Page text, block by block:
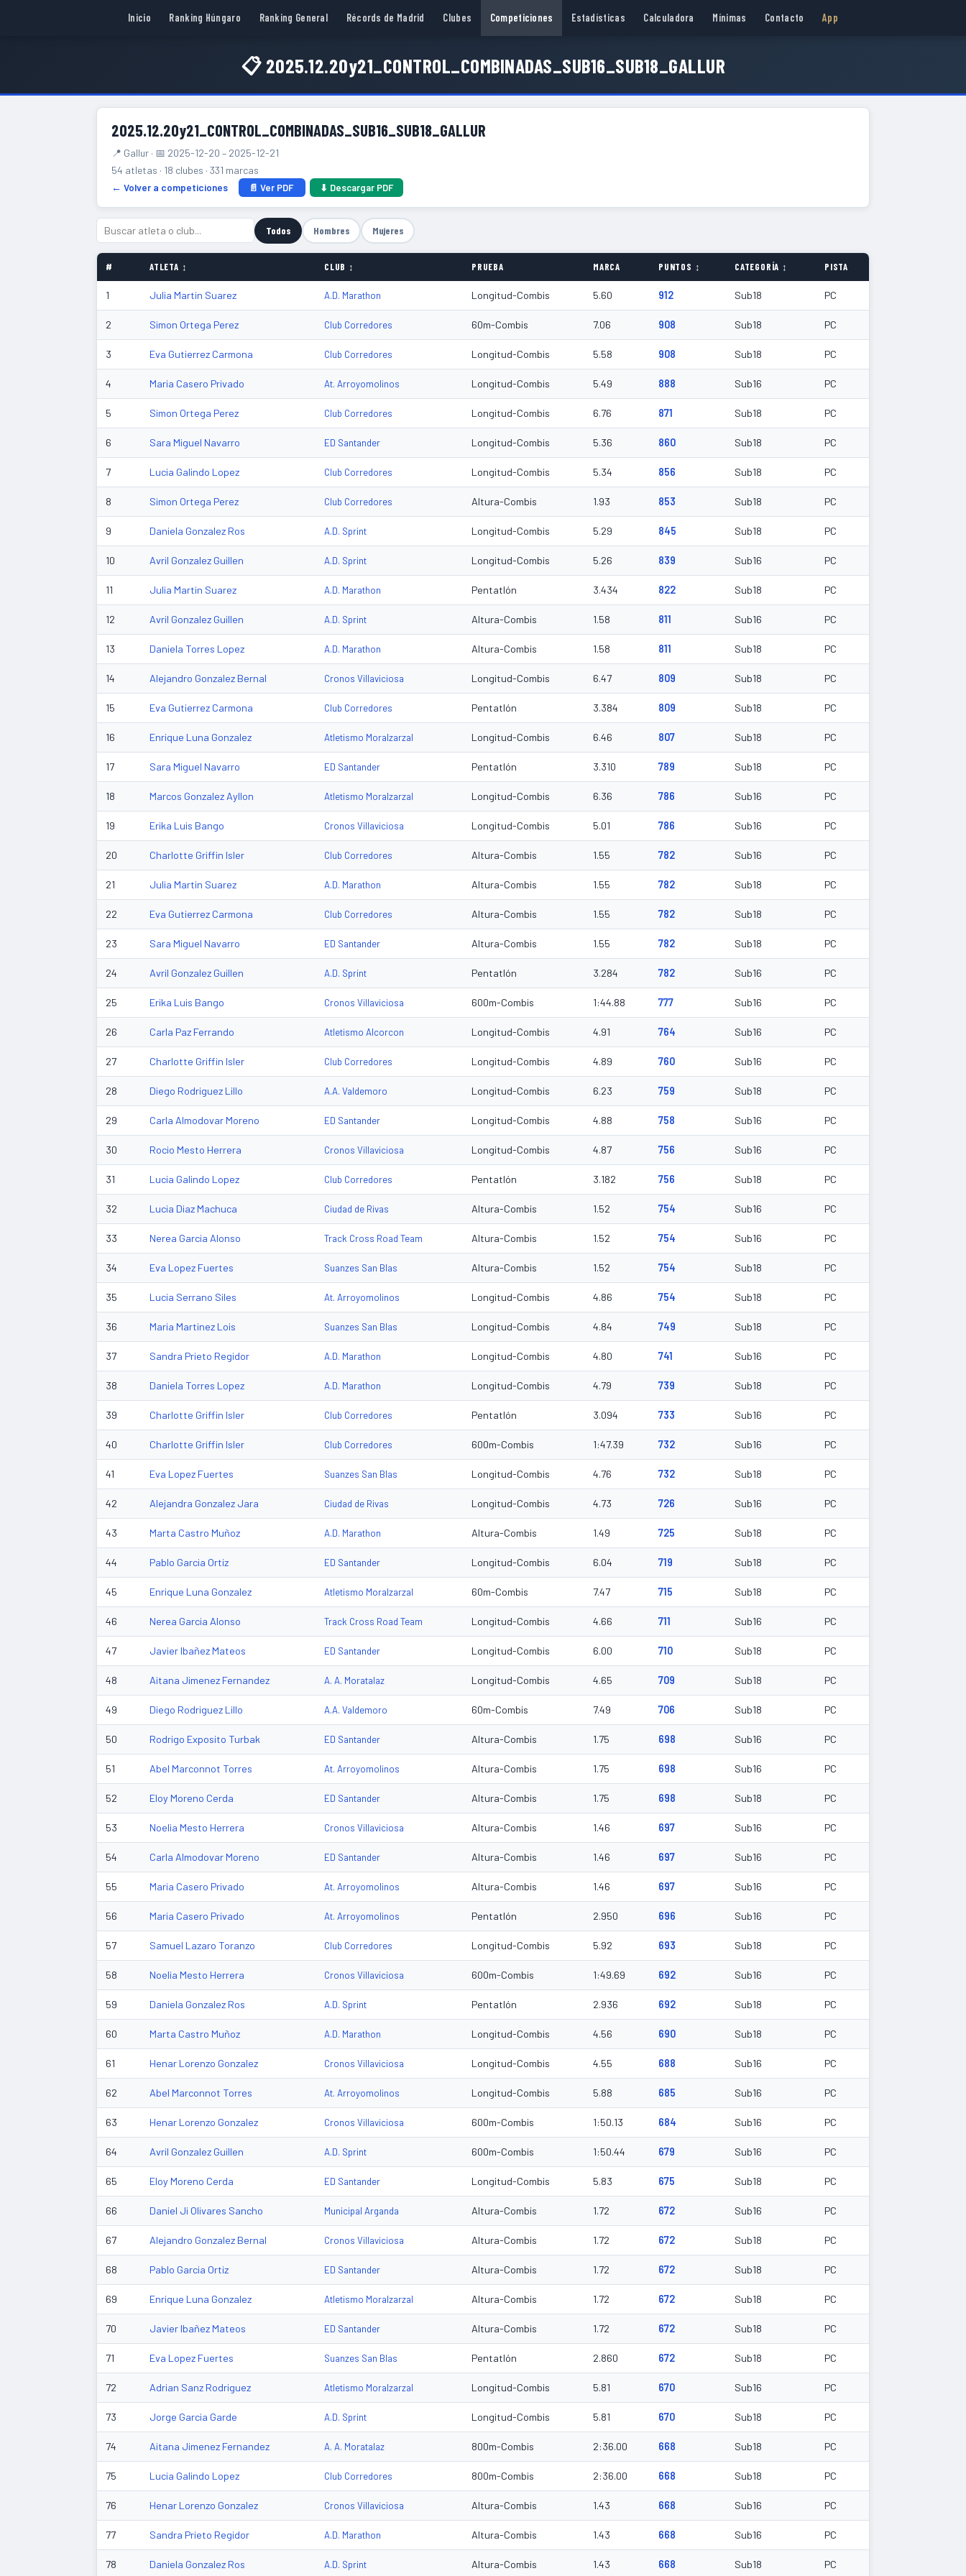
Inicio Ranking Húngaro Ranking General Récords de Madrid Clubes Competiciones Estadísticas Calculadora Mínimas Contacto App
📋 2025.12.20y21_CONTROL_COMBINADAS_SUB16_SUB18_GALLUR
2025.12.20y21_CONTROL_COMBINADAS_SUB16_SUB18_GALLUR
📍 Gallur · 📅 2025-12-20 – 2025-12-21
54 atletas · 18 clubes · 331 marcas
← Volver a competiciones
📄 Ver PDF ⬇ Descargar PDF
Todos Hombres Mujeres
# ATLETA ↕ CLUB ↕ PRUEBA MARCA PUNTOS ↕ CATEGORÍA ↕ PISTA
1 Julia Martin Suarez A.D. Marathon Longitud-Combis 5.60 912 Sub18 PC
2 Simon Ortega Perez Club Corredores 60m-Combis 7.06 908 Sub18 PC
3 Eva Gutierrez Carmona Club Corredores Longitud-Combis 5.58 908 Sub18 PC
4 Maria Casero Privado At. Arroyomolinos Longitud-Combis 5.49 888 Sub16 PC
5 Simon Ortega Perez Club Corredores Longitud-Combis 6.76 871 Sub18 PC
6 Sara Miguel Navarro ED Santander Longitud-Combis 5.36 860 Sub18 PC
7 Lucia Galindo Lopez Club Corredores Longitud-Combis 5.34 856 Sub18 PC
8 Simon Ortega Perez Club Corredores Altura-Combis 1.93 853 Sub18 PC
9 Daniela Gonzalez Ros A.D. Sprint Longitud-Combis 5.29 845 Sub18 PC
10 Avril Gonzalez Guillen A.D. Sprint Longitud-Combis 5.26 839 Sub16 PC
11 Julia Martin Suarez A.D. Marathon Pentatlón 3.434 822 Sub18 PC
12 Avril Gonzalez Guillen A.D. Sprint Altura-Combis 1.58 811 Sub16 PC
13 Daniela Torres Lopez A.D. Marathon Altura-Combis 1.58 811 Sub18 PC
14 Alejandro Gonzalez Bernal Cronos Villaviciosa Longitud-Combis 6.47 809 Sub18 PC
15 Eva Gutierrez Carmona Club Corredores Pentatlón 3.384 809 Sub18 PC
16 Enrique Luna Gonzalez Atletismo Moralzarzal Longitud-Combis 6.46 807 Sub18 PC
17 Sara Miguel Navarro ED Santander Pentatlón 3.310 789 Sub18 PC
18 Marcos Gonzalez Ayllon Atletismo Moralzarzal Longitud-Combis 6.36 786 Sub16 PC
19 Erika Luis Bango Cronos Villaviciosa Longitud-Combis 5.01 786 Sub16 PC
20 Charlotte Griffin Isler Club Corredores Altura-Combis 1.55 782 Sub16 PC
21 Julia Martin Suarez A.D. Marathon Altura-Combis 1.55 782 Sub18 PC
22 Eva Gutierrez Carmona Club Corredores Altura-Combis 1.55 782 Sub18 PC
23 Sara Miguel Navarro ED Santander Altura-Combis 1.55 782 Sub18 PC
24 Avril Gonzalez Guillen A.D. Sprint Pentatlón 3.284 782 Sub16 PC
25 Erika Luis Bango Cronos Villaviciosa 600m-Combis 1:44.88 777 Sub16 PC
26 Carla Paz Ferrando Atletismo Alcorcon Longitud-Combis 4.91 764 Sub16 PC
27 Charlotte Griffin Isler Club Corredores Longitud-Combis 4.89 760 Sub16 PC
28 Diego Rodriguez Lillo A.A. Valdemoro Longitud-Combis 6.23 759 Sub18 PC
29 Carla Almodovar Moreno ED Santander Longitud-Combis 4.88 758 Sub16 PC
30 Rocio Mesto Herrera Cronos Villaviciosa Longitud-Combis 4.87 756 Sub16 PC
31 Lucia Galindo Lopez Club Corredores Pentatlón 3.182 756 Sub18 PC
32 Lucia Diaz Machuca Ciudad de Rivas Altura-Combis 1.52 754 Sub16 PC
33 Nerea Garcia Alonso Track Cross Road Team Altura-Combis 1.52 754 Sub16 PC
34 Eva Lopez Fuertes Suanzes San Blas Altura-Combis 1.52 754 Sub18 PC
35 Lucia Serrano Siles At. Arroyomolinos Longitud-Combis 4.86 754 Sub18 PC
36 Maria Martinez Lois Suanzes San Blas Longitud-Combis 4.84 749 Sub18 PC
37 Sandra Prieto Regidor A.D. Marathon Longitud-Combis 4.80 741 Sub16 PC
38 Daniela Torres Lopez A.D. Marathon Longitud-Combis 4.79 739 Sub18 PC
39 Charlotte Griffin Isler Club Corredores Pentatlón 3.094 733 Sub16 PC
40 Charlotte Griffin Isler Club Corredores 600m-Combis 1:47.39 732 Sub16 PC
41 Eva Lopez Fuertes Suanzes San Blas Longitud-Combis 4.76 732 Sub18 PC
42 Alejandra Gonzalez Jara Ciudad de Rivas Longitud-Combis 4.73 726 Sub16 PC
43 Marta Castro Muñoz A.D. Marathon Altura-Combis 1.49 725 Sub18 PC
44 Pablo Garcia Ortiz ED Santander Longitud-Combis 6.04 719 Sub18 PC
45 Enrique Luna Gonzalez Atletismo Moralzarzal 60m-Combis 7.47 715 Sub18 PC
46 Nerea Garcia Alonso Track Cross Road Team Longitud-Combis 4.66 711 Sub16 PC
47 Javier Ibañez Mateos ED Santander Longitud-Combis 6.00 710 Sub18 PC
48 Aitana Jimenez Fernandez A. A. Moratalaz Longitud-Combis 4.65 709 Sub18 PC
49 Diego Rodriguez Lillo A.A. Valdemoro 60m-Combis 7.49 706 Sub18 PC
50 Rodrigo Exposito Turbak ED Santander Altura-Combis 1.75 698 Sub16 PC
51 Abel Marconnot Torres At. Arroyomolinos Altura-Combis 1.75 698 Sub16 PC
52 Eloy Moreno Cerda ED Santander Altura-Combis 1.75 698 Sub18 PC
53 Noelia Mesto Herrera Cronos Villaviciosa Altura-Combis 1.46 697 Sub16 PC
54 Carla Almodovar Moreno ED Santander Altura-Combis 1.46 697 Sub16 PC
55 Maria Casero Privado At. Arroyomolinos Altura-Combis 1.46 697 Sub16 PC
56 Maria Casero Privado At. Arroyomolinos Pentatlón 2.950 696 Sub16 PC
57 Samuel Lazaro Toranzo Club Corredores Longitud-Combis 5.92 693 Sub18 PC
58 Noelia Mesto Herrera Cronos Villaviciosa 600m-Combis 1:49.69 692 Sub16 PC
59 Daniela Gonzalez Ros A.D. Sprint Pentatlón 2.936 692 Sub18 PC
60 Marta Castro Muñoz A.D. Marathon Longitud-Combis 4.56 690 Sub18 PC
61 Henar Lorenzo Gonzalez Cronos Villaviciosa Longitud-Combis 4.55 688 Sub16 PC
62 Abel Marconnot Torres At. Arroyomolinos Longitud-Combis 5.88 685 Sub16 PC
63 Henar Lorenzo Gonzalez Cronos Villaviciosa 600m-Combis 1:50.13 684 Sub16 PC
64 Avril Gonzalez Guillen A.D. Sprint 600m-Combis 1:50.44 679 Sub16 PC
65 Eloy Moreno Cerda ED Santander Longitud-Combis 5.83 675 Sub18 PC
66 Daniel Ji Olivares Sancho Municipal Arganda Altura-Combis 1.72 672 Sub16 PC
67 Alejandro Gonzalez Bernal Cronos Villaviciosa Altura-Combis 1.72 672 Sub18 PC
68 Pablo Garcia Ortiz ED Santander Altura-Combis 1.72 672 Sub18 PC
69 Enrique Luna Gonzalez Atletismo Moralzarzal Altura-Combis 1.72 672 Sub18 PC
70 Javier Ibañez Mateos ED Santander Altura-Combis 1.72 672 Sub18 PC
71 Eva Lopez Fuertes Suanzes San Blas Pentatlón 2.860 672 Sub18 PC
72 Adrian Sanz Rodriguez Atletismo Moralzarzal Longitud-Combis 5.81 670 Sub16 PC
73 Jorge Garcia Garde A.D. Sprint Longitud-Combis 5.81 670 Sub18 PC
74 Aitana Jimenez Fernandez A. A. Moratalaz 800m-Combis 2:36.00 668 Sub18 PC
75 Lucia Galindo Lopez Club Corredores 800m-Combis 2:36.00 668 Sub18 PC
76 Henar Lorenzo Gonzalez Cronos Villaviciosa Altura-Combis 1.43 668 Sub16 PC
77 Sandra Prieto Regidor A.D. Marathon Altura-Combis 1.43 668 Sub16 PC
78 Daniela Gonzalez Ros A.D. Sprint Altura-Combis 1.43 668 Sub18 PC